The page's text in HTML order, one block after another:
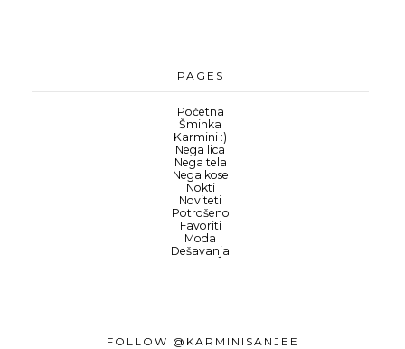
PAGES
Početna
Šminka
Karmini :)
Nega lica
Nega tela
Nega kose
Nokti
Noviteti
Potrošeno
Favoriti
Moda
Dešavanja
FOLLOW @KARMINISANJEE